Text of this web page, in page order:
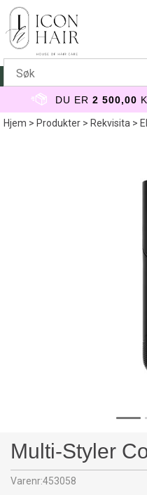
DU ER 2 500,00
Hjem>Produkter>Rekvisita>
Multi-Styler
Varenr:453058